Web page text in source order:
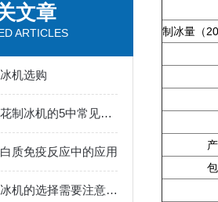
文章
ARTICLES
机选购
上海锦玟：雪花制冰机的5中常见故障维修办法
质免疫反应中的应用
上海锦玟：制冰机的选择需要注意以下3点
制冰量（